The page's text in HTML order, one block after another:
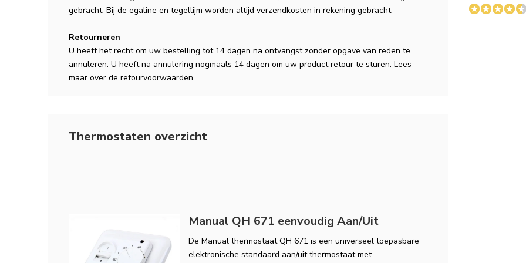
gebracht. Bij de egaline en tegellijm worden altijd verzendkosten in rekening gebracht.
Retourneren
U heeft het recht om uw bestelling tot 14 dagen na ontvangst zonder opgave van reden te
annuleren. U heeft na annulering nogmaals 14 dagen om uw product retour te sturen. Lees
maar over de retourvoorwaarden.
Thermostaten overzicht
Manual QH 671 eenvoudig Aan/Uit
De Manual thermostaat QH 671 is een universeel toepasbare
elektronische standaard aan/uit thermostaat met